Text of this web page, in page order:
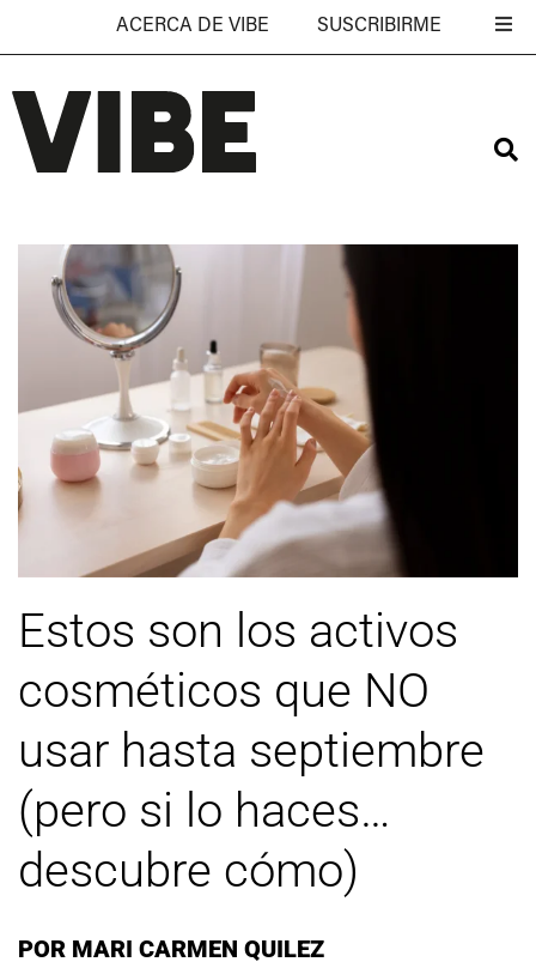
ACERCA DE VIBE SUSCRIBIRME
Estos son los activos
cosméticos que NO
usar hasta septiembre
(pero si lo haces…
descubre cómo)
POR MARI CARMEN QUILEZ